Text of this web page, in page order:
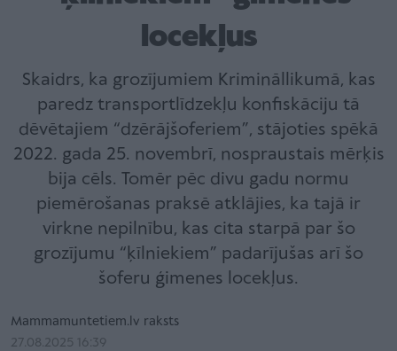
locekļus
Skaidrs, ka grozījumiem Krimināllikumā, kas
paredz transportlīdzekļu konfiskāciju tā
dēvētajiem “dzērājšoferiem”, stājoties spēkā
2022. gada 25. novembrī, nospraustais mērķis
bija cēls. Tomēr pēc divu gadu normu
piemērošanas praksē atklājies, ka tajā ir
virkne nepilnību, kas cita starpā par šo
grozījumu “ķīlniekiem” padarījušas arī šo
šoferu ģimenes locekļus.
Mammamuntetiem.lv raksts
27.08.2025 16:39